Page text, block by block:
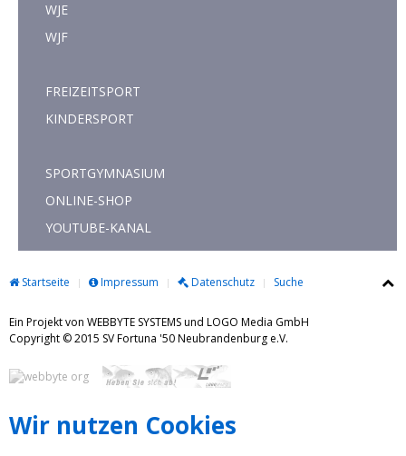
WJE
WJF
FREIZEITSPORT
KINDERSPORT
SPORTGYMNASIUM
ONLINE-SHOP
YOUTUBE-KANAL
Startseite Impressum Datenschutz Suche
Ein Projekt von WEBBYTE SYSTEMS und LOGO Media GmbH
Copyright © 2015 SV Fortuna '50 Neubrandenburg e.V.
Wir nutzen Cookies